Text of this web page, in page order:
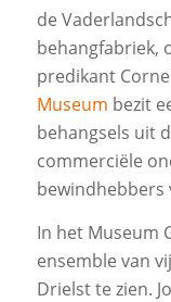
de
behangfabriek,
predikant
Museum bezit
behangsels uit
commerciële
bewindhebbers
In het Museum
ensemble van
Drielst te zien.